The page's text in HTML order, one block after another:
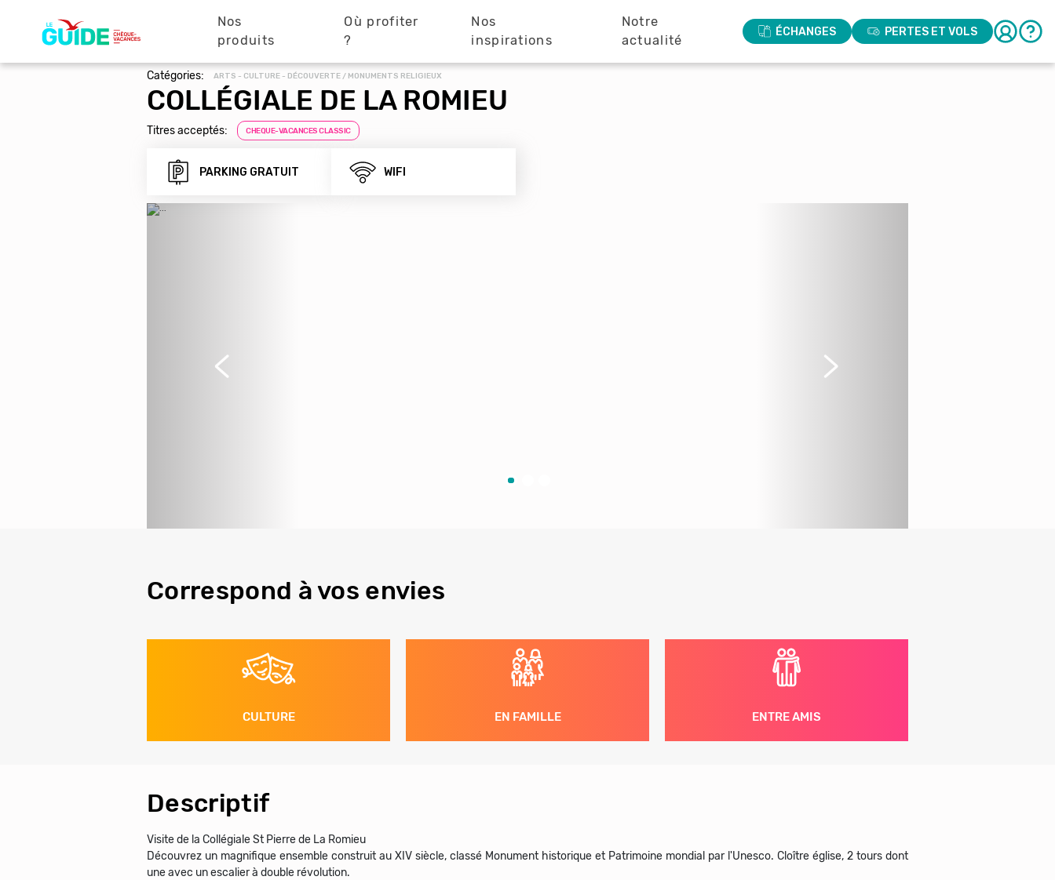
principale
Nos
produits
Où profiter
?
Nos
inspirations
Notre
actualité
ÉCHANGES PERTES ET VOLS
Catégories: ARTS - CULTURE - DÉCOUVERTE / MONUMENTS RELIGIEUX
COLLÉGIALE DE LA ROMIEU
Titres acceptés: CHEQUE-VACANCES CLASSIC
PARKING GRATUIT WIFI
Précédent Suivant
Correspond à vos envies
CULTURE EN FAMILLE ENTRE AMIS
Descriptif
Visite de la Collégiale St Pierre de La Romieu
Découvrez un magnifique ensemble construit au XIV siècle, classé Monument historique et Patrimoine mondial par l'Unesco. Cloître église, 2 tours dont
une avec un escalier à double révolution.